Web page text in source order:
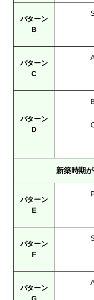
パターン
B
パターン
C
パターン
D
新築時期
パターン
E
パターン
F
パターン